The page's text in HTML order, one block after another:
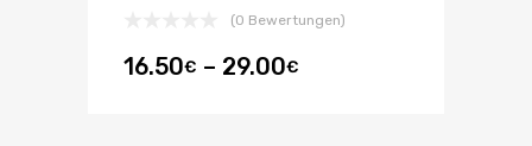
(0 Bewertungen)
16.50€ – 29.00€